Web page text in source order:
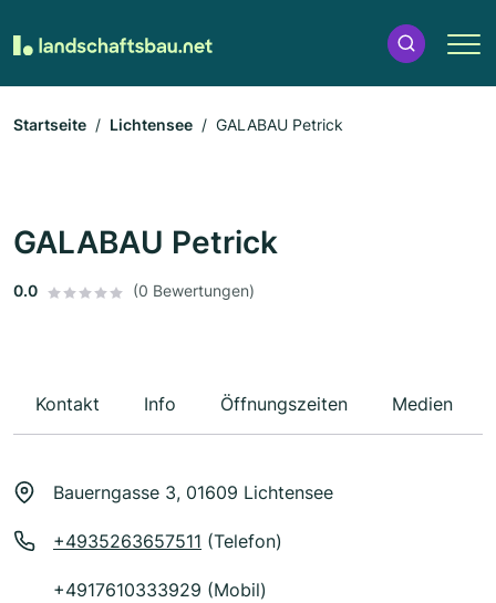
Startseite Lichtensee GALABAU Petrick
GALABAU Petrick
0.0 (0 Bewertungen)
Kontakt Info Öffnungszeiten Medien
Bauerngasse 3, 01609 Lichtensee
+4935263657511 (Telefon)
+4917610333929 (Mobil)